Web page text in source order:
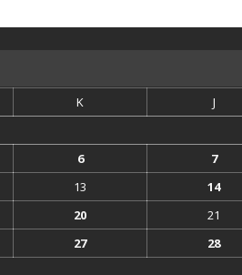
K J
6 7
13 14
20 21
27 28